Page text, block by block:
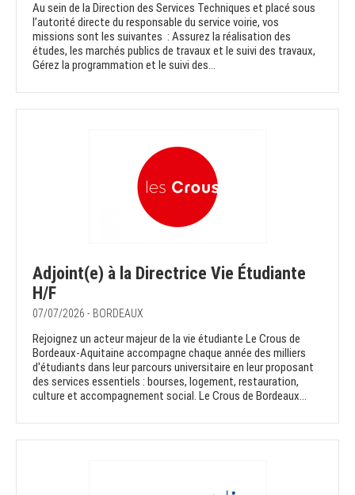
Au sein de la Direction des Services Techniques et placé sous
l’autorité directe du responsable du service voirie, vos
missions sont les suivantes : Assurez la réalisation des
études, les marchés publics de travaux et le suivi des travaux,
Gérez la programmation et le suivi des...
Adjoint(e) à la Directrice Vie Étudiante
H/F
07/07/2026 - BORDEAUX
Rejoignez un acteur majeur de la vie étudiante Le Crous de
Bordeaux-Aquitaine accompagne chaque année des milliers
d'étudiants dans leur parcours universitaire en leur proposant
des services essentiels : bourses, logement, restauration,
culture et accompagnement social. Le Crous de Bordeaux...